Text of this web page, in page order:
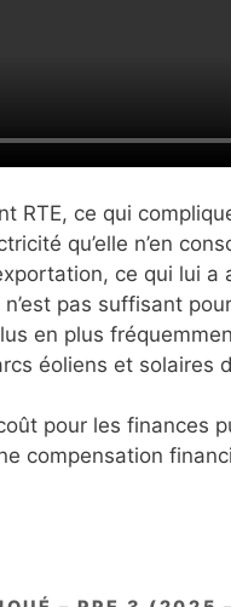
RTE, ce qui
qu’elle n’en
ce qui lui
pas suffisant
en plus
éoliens et solaires
pour les finances
compensation